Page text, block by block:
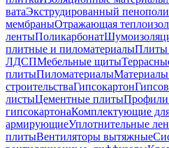
ватаЭкструдированный
мембраныОтражающая
лентыПоликарбонат
плитные и пиломатериалыПлиты
ЛДСПМебельные щиты
плитыПиломатериалыМатериалы
строительстваГипсокартон
листыЦементные плитыПрофили
гипсокартонаКомплектующие
армирующиеУплотнительные
плитыВентиляторы вытяжные